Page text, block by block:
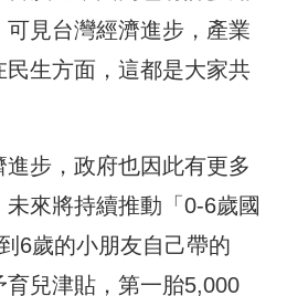
見台灣經濟進步，產業
生方面，這都是大家共
步，政府也因此有更多
來將持續推動「0-6歲國
6歲的小朋友自己帶的
兒津貼，第一胎5,000